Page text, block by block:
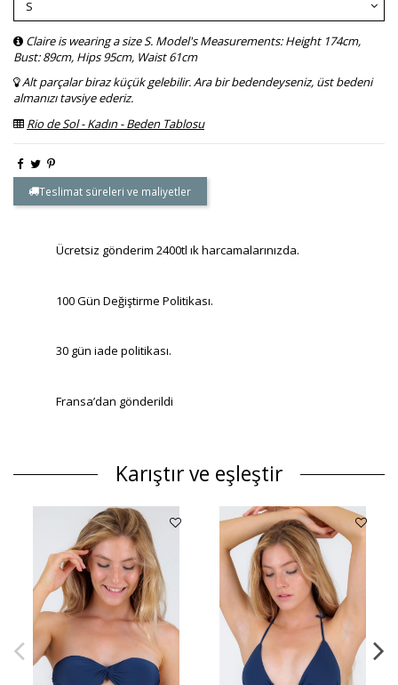
Claire is wearing a size S. Model's Measurements: Height 174cm,
Bust: 89cm, Hips 95cm, Waist 61cm
Alt parçalar biraz küçük gelebilir. Ara bir bedendeyseniz, üst bedeni
almanızı tavsiye ederiz.
Rio de Sol - Kadın - Beden Tablosu
Teslimat süreleri ve maliyetler
Ücretsiz gönderim 2400tl ık harcamalarınızda.
100 Gün Değiştirme Politikası.
30 gün iade politikası.
Fransa’dan gönderildi
Karıştır ve eşleştir